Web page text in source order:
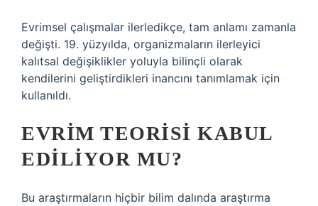
Evrimsel çalışmalar ilerledikçe, tam anlamı zamanla
değişti. 19. yüzyılda, organizmaların ilerleyici
kalıtsal değişiklikler yoluyla bilinçli olarak
kendilerini geliştirdikleri inancını tanımlamak için
kullanıldı.
EVRIM TEORISI KABUL
EDILIYOR MU?
Bu araştırmaların hiçbir bilim dalında araştırma